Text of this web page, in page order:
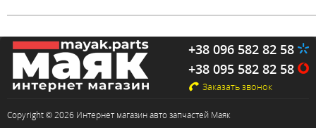
+38 096 582 82 58
+38 095 582 82 58
Заказать звонок
Copyright © 2026 Интернет магазин авто запчастей Маяк